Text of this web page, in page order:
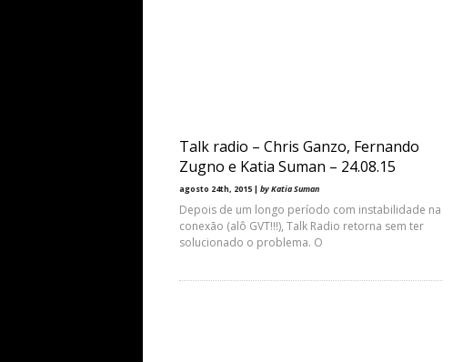
Talk radio – Chris Ganzo, Fernando
Zugno e Katia Suman – 24.08.15
agosto 24th, 2015 | by Katia Suman
Depois de um longo período com instabilidade na
conexão (alô GVT!!!), Talk Radio retorna sem ter
solucionado o problema. O